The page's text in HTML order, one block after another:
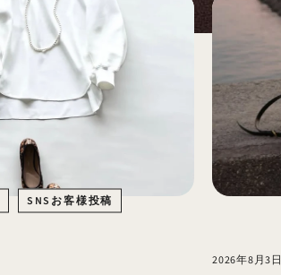
SNSお客様投稿
2026年8月3日